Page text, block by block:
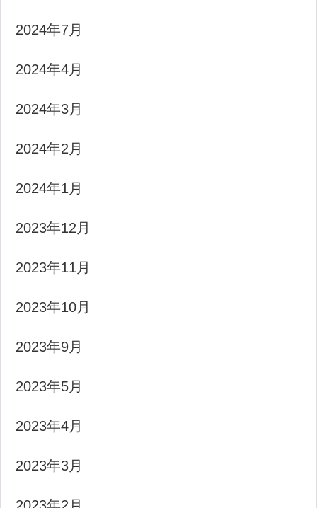
2024年7月
2024年4月
2024年3月
2024年2月
2024年1月
2023年12月
2023年11月
2023年10月
2023年9月
2023年5月
2023年4月
2023年3月